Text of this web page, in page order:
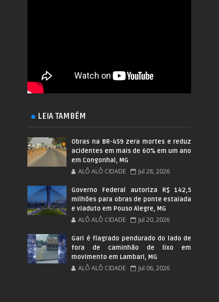
LEIA TAMBÉM
Obras na BR-459 zera mortes e reduz
acidentes em mais de 60% em um ano
em Congonhal, MG
ALÔ ALÔ CIDADE Jul 28, 2026
Governo Federal autoriza R$ 142,5
milhões para obras de ponte estaiada
e viaduto em Pouso Alegre, MG
ALÔ ALÔ CIDADE Jul 20, 2026
Gari é flagrado pendurado do lado de
fora de caminhão de lixo em
movimento em Lambari, MG
ALÔ ALÔ CIDADE Jul 06, 2026